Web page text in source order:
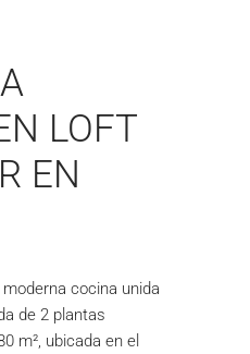
LOFT
EN
cocina unida
de 2 plantas
m², ubicada en el